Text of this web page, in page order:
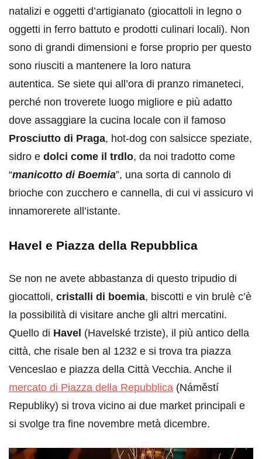
natalizi e oggetti d’artigianato (giocattoli in legno o
oggetti in ferro battuto e prodotti culinari locali). Non
sono di grandi dimensioni e forse proprio per questo
sono riusciti a mantenere la loro natura
autentica. Se siete qui all’ora di pranzo rimaneteci,
perché non troverete luogo migliore e più adatto
dove assaggiare la cucina locale con il famoso
Prosciutto di Praga, hot-dog con salsicce speziate,
sidro e dolci come il trdlo, da noi tradotto come
“manicotto di Boemia”, una sorta di cannolo di
brioche con zucchero e cannella, di cui vi assicuro vi
innamorerete all’istante.
Havel e Piazza della Repubblica
Se non ne avete abbastanza di questo tripudio di
giocattoli, cristalli di boemia, biscotti e vin brulè c’è
la possibilità di visitare anche gli altri mercatini.
Quello di Havel (Havelské trziste), il più antico della
città, che risale ben al 1232 e si trova tra piazza
Venceslao e piazza della Città Vecchia. Anche il
mercato di Piazza della Repubblica (Náměstí
Republiky) si trova vicino ai due market principali e
si svolge tra fine novembre metà dicembre.